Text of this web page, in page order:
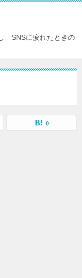
SNSに疲れたときの
0